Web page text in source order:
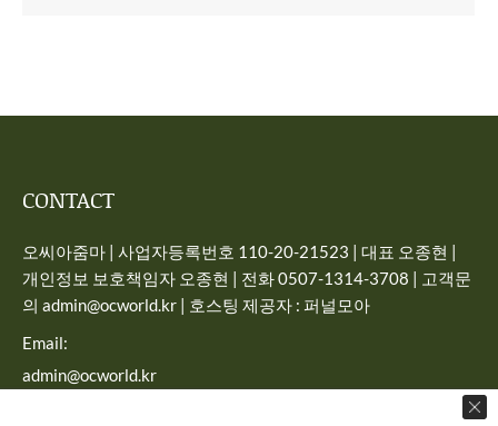
CONTACT
오씨아줌마 | 사업자등록번호 110-20-21523 | 대표 오종현 |
개인정보 보호책임자 오종현 | 전화 0507-1314-3708 | 고객문
의 admin@ocworld.kr | 호스팅 제공자 : 퍼널모아
Email:
admin@ocworld.kr